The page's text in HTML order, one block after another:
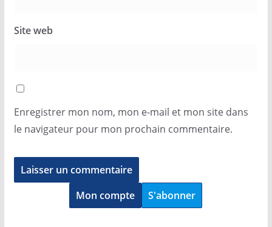
Site web
Enregistrer mon nom, mon e-mail et mon site dans
le navigateur pour mon prochain commentaire.
Mon compte S'abonner